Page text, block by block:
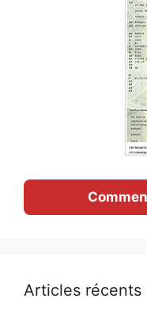
Articles récents